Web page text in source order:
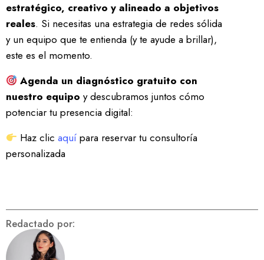
estratégico, creativo y alineado a objetivos
reales. Si necesitas una estrategia de redes sólida
y un equipo que te entienda (y te ayude a brillar),
este es el momento.
Agenda un diagnóstico gratuito con
nuestro equipo y descubramos juntos cómo
potenciar tu presencia digital:
Haz clicaquí para reservar tu consultoría
personalizada
Redactado por: